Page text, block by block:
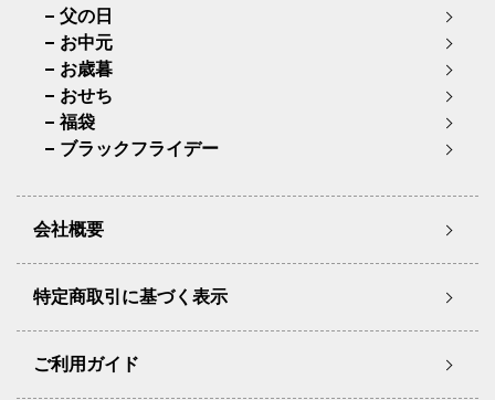
父の日
お中元
お歳暮
おせち
福袋
ブラックフライデー
会社概要
特定商取引に基づく表示
ご利用ガイド